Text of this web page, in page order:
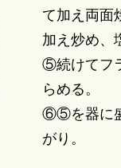
て加え両面
加え炒め、
⑤続けてフ
らめる。
⑥⑤を器に
がり。